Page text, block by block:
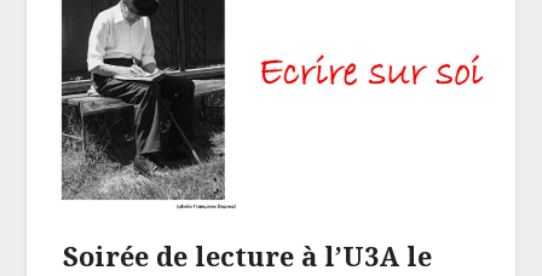
Soirée de lecture à l’U3A le